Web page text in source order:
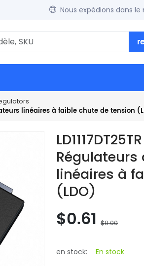
Nous expédions dans
linéaires à faible chute de tension
linéaires à
(LDO)
$0.61 $0.00
en stock: En stock